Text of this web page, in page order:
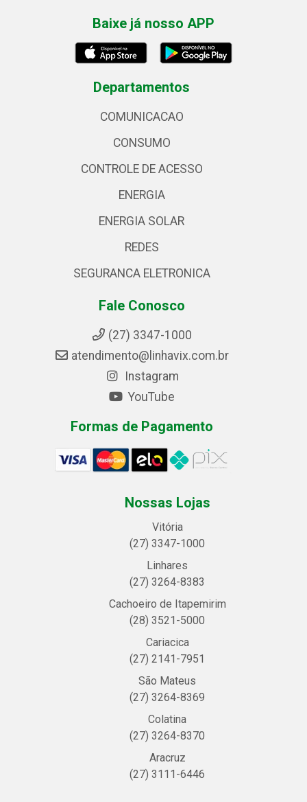
Baixe já nosso APP
Departamentos
COMUNICACAO
CONSUMO
CONTROLE DE ACESSO
ENERGIA
ENERGIA SOLAR
REDES
SEGURANCA ELETRONICA
Fale Conosco
(27) 3347-1000
atendimento@linhavix.com.br
Instagram
YouTube
Formas de Pagamento
Nossas Lojas
Vitória
(27) 3347-1000
Linhares
(27) 3264-8383
Cachoeiro de Itapemirim
(28) 3521-5000
Cariacica
(27) 2141-7951
São Mateus
(27) 3264-8369
Colatina
(27) 3264-8370
Aracruz
(27) 3111-6446